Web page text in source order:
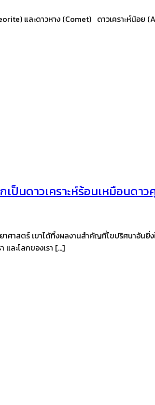
และดาวหาง (Comet) ดาวเคราะห์น้อย
ป็นดาวเคราะห์ร้อนเหมือนดาว
ศาสตร์ เขาได้ทิ้งผลงานสำคัญที่ไขปริศนาอัน
และโลกของเรา […]